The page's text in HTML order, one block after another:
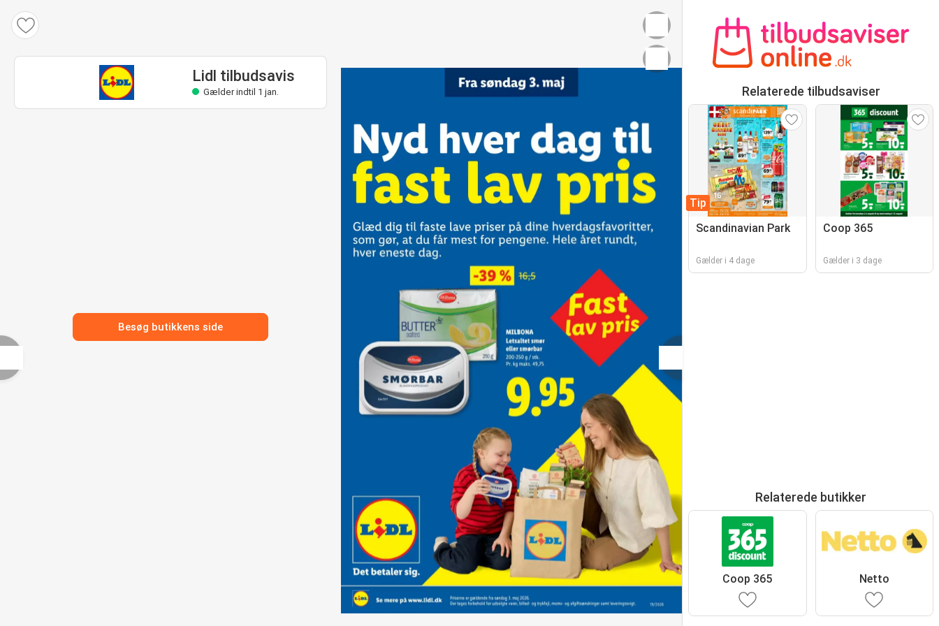
Lidl tilbudsavis
Gælder indtil 1 jan.
Besøg butikkens side
Relaterede tilbudsaviser
Tip
Scandinavian Park
Gælder i 4 dage
Coop 365
Gælder i 3 dage
Relaterede butikker
Coop 365 Netto